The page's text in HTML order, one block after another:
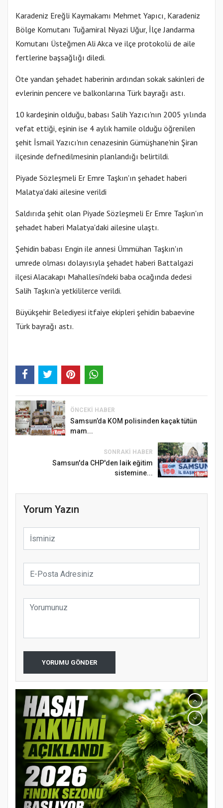
Karadeniz Ereğli Kaymakamı Mehmet Yapıcı, Karadeniz
Bölge Komutanı Tuğamiral Niyazi Uğur, İlçe Jandarma
Komutanı Üsteğmen Ali Akca ve ilçe protokolü de aile
fertlerine başsağlığı diledi.
Öte yandan şehadet haberinin ardından sokak sakinleri de
evlerinin pencere ve balkonlarına Türk bayrağı astı.
10 kardeşinin olduğu, babası Salih Yazıcı'nın 2005 yılında
vefat ettiği, eşinin ise 4 aylık hamile olduğu öğrenilen
şehit İsmail Yazıcı'nın cenazesinin Gümüşhane'nin Şiran
ilçesinde defnedilmesinin planlandığı belirtildi.
Piyade Sözleşmeli Er Emre Taşkın'ın şehadet haberi
Malatya'daki ailesine verildi
Saldırıda şehit olan Piyade Sözleşmeli Er Emre Taşkın'ın
şehadet haberi Malatya'daki ailesine ulaştı.
Şehidin babası Engin ile annesi Ümmühan Taşkın'ın
umrede olması dolayısıyla şehadet haberi Battalgazi
ilçesi Alacakapı Mahallesi'ndeki baba ocağında dedesi
Salih Taşkın'a yetkililerce verildi.
Büyükşehir Belediyesi itfaiye ekipleri şehidin babaevine
Türk bayrağı astı.
ÖNCEKI HABER
Samsun’da KOM polisinden kaçak tütün
mam...
SONRAKI HABER
Samsun'da CHP'den laik eğitim
sistemine...
Yorum Yazın
YORUMU GÖNDER